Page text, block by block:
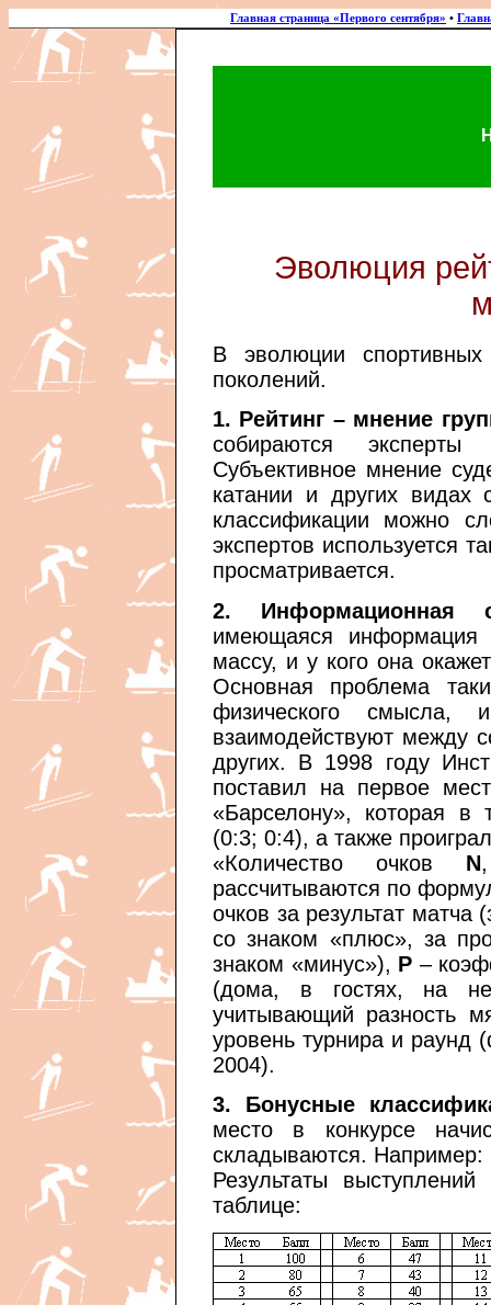
Главная страница «Первого сентября» •
Эволюция
В эволюции спортивных
поколений.
1. Рейтинг – мнение
собираются
Субъективное мнение
катании и других видах
классификации можно
экспертов используется
просматривается.
2. Информационная
имеющаяся информация
массу, и у кого она
Основная проблема
физического смысла,
взаимодействуют между
других. В 1998 году
поставил на первое
«Барселону», которая в
(0:3; 0:4), а также
«Количество очков N
рассчитываются по
очков за результат матча
со знаком «плюс», за
знаком «минус»), P –
(дома, в гостях, на
учитывающий разность
уровень турнира и
2004).
3. Бонусные
место в конкурсе
складываются. Например:
Результаты
таблице: